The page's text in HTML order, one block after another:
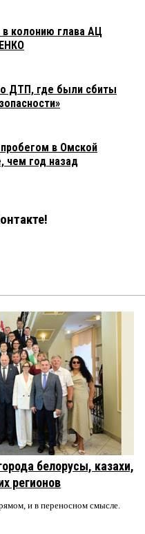
в колонию глава АЦ
ДТП, где были сбиты
в Омской
чем год назад
белорусы, казахи,
регионов
и в переносном смысле.